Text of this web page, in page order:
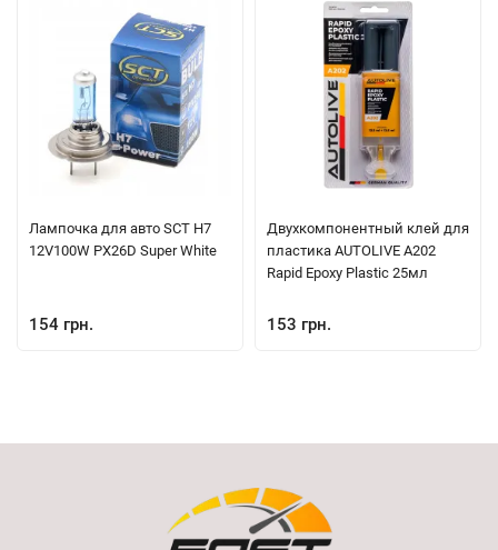
Может вызывать раздражение кожи. При ухудшении
самочувствия во время использования продукта немедленно
обратитесь к врачу. Не вдыхать. Беречь от детей! Срок
годности: 5 лет со дня изготовления. Дата изготовления: см.
на упаковке.
Лампочка для авто SCT H7
12V100W PX26D Super White
154 грн.
Двухкомпонентный клей для
пластика AUTOLIVE A202
Rapid Epoxy Plastic 25мл
153 грн.